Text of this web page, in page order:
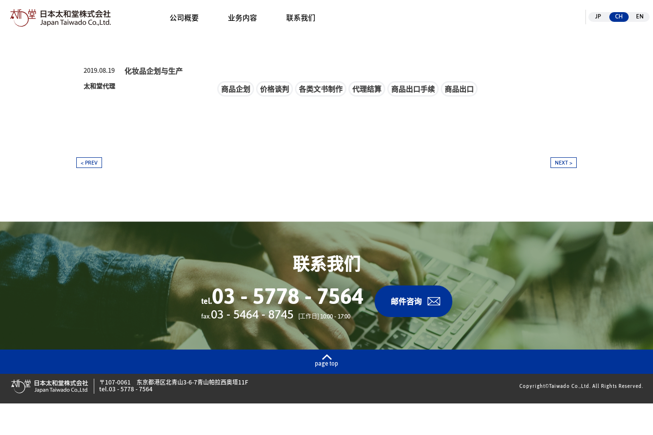
日本太和堂株式会社 | 日本太和堂株式会社は日本と中国の貿易・ビジネスコンサルタントに強みがあり、化粧品、保健食品のメーカーとしても国内外に販売展開して
公司概要 业务内容 联系我们 JP CH EN
2019.08.19 化妆品企划与生产
太和堂代理 商品企划 价格谈判 各类文书制作 代理结算 商品出口手续 商品出口
< PREV NEXT >
联系我们
tel.03 - 5778 - 7564
fax.03 - 5464 - 8745 [工作日] 10:00 - 17:00
邮件咨询
page top
日本太和堂株式会社
〒107-0061 东京都港区北青山3-6-7青山帕拉西奥塔11F
tel.03 - 5778 - 7564 Copyright©Taiwado Co.,Ltd. All Rights Reserved.